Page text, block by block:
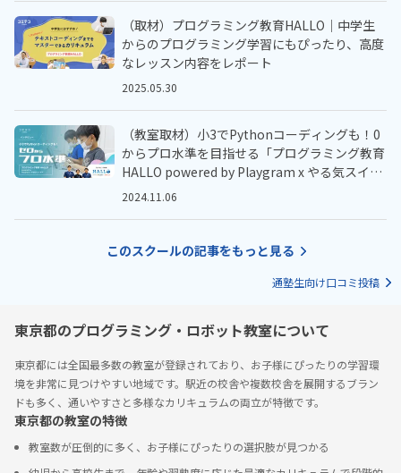
（取材）プログラミング教育HALLO｜中学生
からのプログラミング学習にもぴったり、高度
なレッスン内容をレポート
2025.05.30
（教室取材）小3でPythonコーディングも！0
からプロ水準を目指せる「プログラミング教育
HALLO powered by Playgram x やる気スイッ
チ™️」
2024.11.06
このスクールの記事をもっと見る
通塾生向け口コミ投稿
東京都のプログラミング・ロボット教室について
東京都には全国最多数の教室が登録されており、お子様にぴったりの学習環
境を非常に見つけやすい地域です。駅近の校舎や複数校舎を展開するブラン
ドも多く、通いやすさと多様なカリキュラムの両立が特徴です。
東京都の教室の特徴
教室数が圧倒的に多く、お子様にぴったりの選択肢が見つかる